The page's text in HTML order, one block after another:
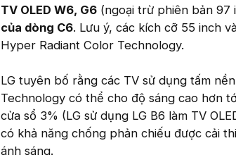
TV OLED W6, G6 (ngoại trừ phiên bản 97
của dòng C6. Lưu ý, các kích cỡ 55 inch
Hyper Radiant Color Technology.
LG tuyên bố rằng các TV sử dụng tấm
Technology có thể cho độ sáng cao hơn
cửa sổ 3% (LG sử dụng LG B6 làm TV
có khả năng chống phản chiếu được cải
ánh sáng.